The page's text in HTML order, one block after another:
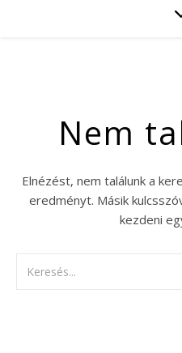
Nem
Elnézést, nem találunk a
eredményt. Másik
kezdeni